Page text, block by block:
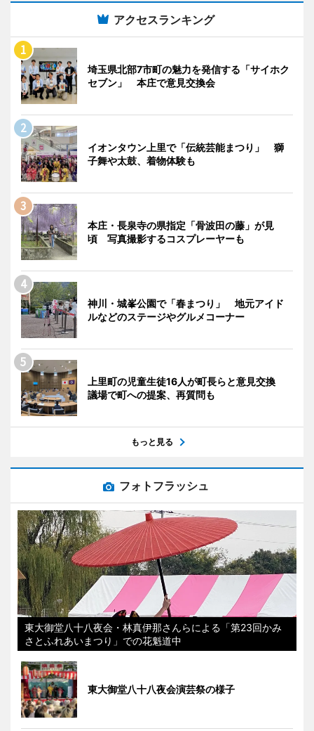
アクセスランキング
埼玉県北部7市町の魅力を発信する「サイホク
セブン」 本庄で意見交換会
イオンタウン上里で「伝統芸能まつり」 獅
子舞や太鼓、着物体験も
本庄・長泉寺の県指定「骨波田の藤」が見
頃 写真撮影するコスプレーヤーも
神川・城峯公園で「春まつり」 地元アイド
ルなどのステージやグルメコーナー
上里町の児童生徒16人が町長らと意見交換
議場で町への提案、再質問も
もっと見る
フォトフラッシュ
東大御堂八十八夜会・林真伊那さんらによる「第23回かみ
さとふれあいまつり」での花魁道中
東大御堂八十八夜会演芸祭の様子